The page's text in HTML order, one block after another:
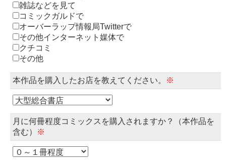
雑誌などを見て
コミックガルドで
オーバーラップ情報局Twitterで
その他インターネット媒体で
クチコミ
その他
本作品を購入したお店を教えてください。 ※
月に何冊程度コミックスを購入されますか？（本作品を
含む）
※